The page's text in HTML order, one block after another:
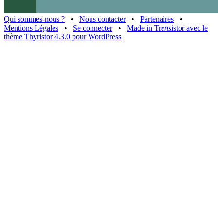
Qui sommes-nous ? • Nous contacter • Partenaires
•
Mentions Légales
• Se connecter • Made in Trensistor avec le
thème Thyristor 4.3.0 pour WordPress